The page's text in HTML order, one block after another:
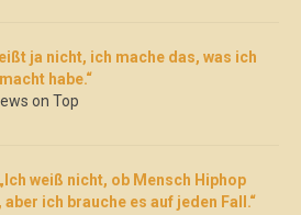
ja nicht, ich mache das, was ich
habe.“
on Top
weiß nicht, ob Mensch Hiphop
aber ich brauche es auf jeden Fall.“